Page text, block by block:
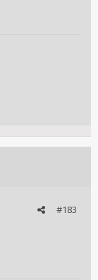
#183